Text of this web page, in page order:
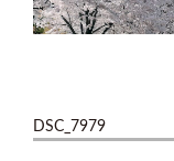
DSC_7979